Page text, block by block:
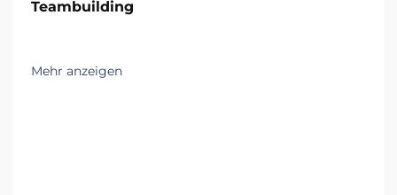
Teambuilding
Mehr anzeigen